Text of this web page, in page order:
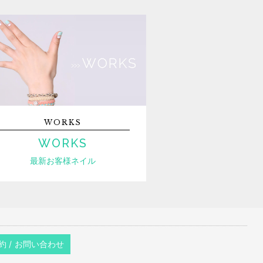
WORKS
WORKS
最新お客様ネイル
/ お問い合わせ